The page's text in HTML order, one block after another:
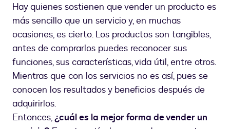
Hay quienes sostienen que vender un producto es
más sencillo que un servicio y, en muchas
ocasiones, es cierto. Los productos son tangibles,
antes de comprarlos puedes reconocer sus
funciones, sus características, vida útil, entre otros.
Mientras que con los servicios no es así, pues se
conocen los resultados y beneficios después de
adquirirlos.
Entonces,¿cuál es la mejor forma de vender un